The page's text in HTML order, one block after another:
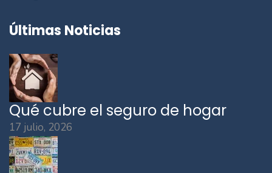
Últimas Noticias
Qué cubre el seguro de hogar
17 julio, 2026